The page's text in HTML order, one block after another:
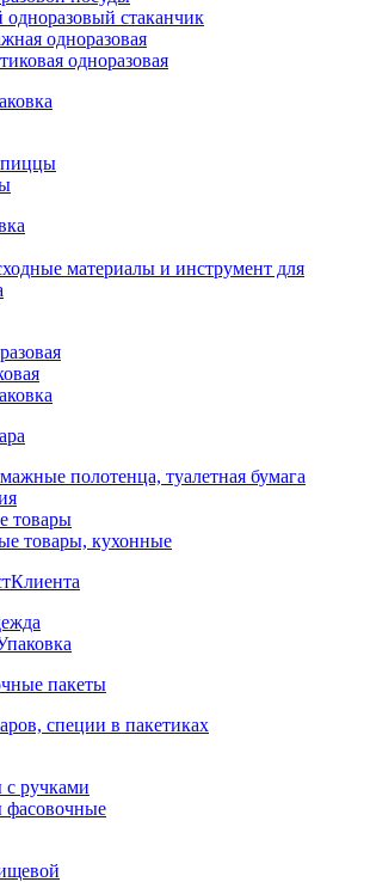
стаканчик
одноразовая
одноразовая
пиццы
материалы и инструмент для
полотенца, туалетная бумага
товары
товары, кухонные
пакеты
специи в пакетиках
ручками
фасовочные